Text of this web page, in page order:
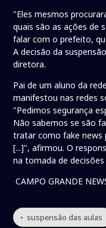
"Eles mesmos
quais são as ações de
falar com o prefeito,
A decisão da
diretora.
Pai de um aluno da
manifestou nas redes
"Pedimos segurança
Não sabemos se são
tratar como fake news
[...]", afirmou. O
na tomada de
CAMPO GRANDE
• suspensão das aulas